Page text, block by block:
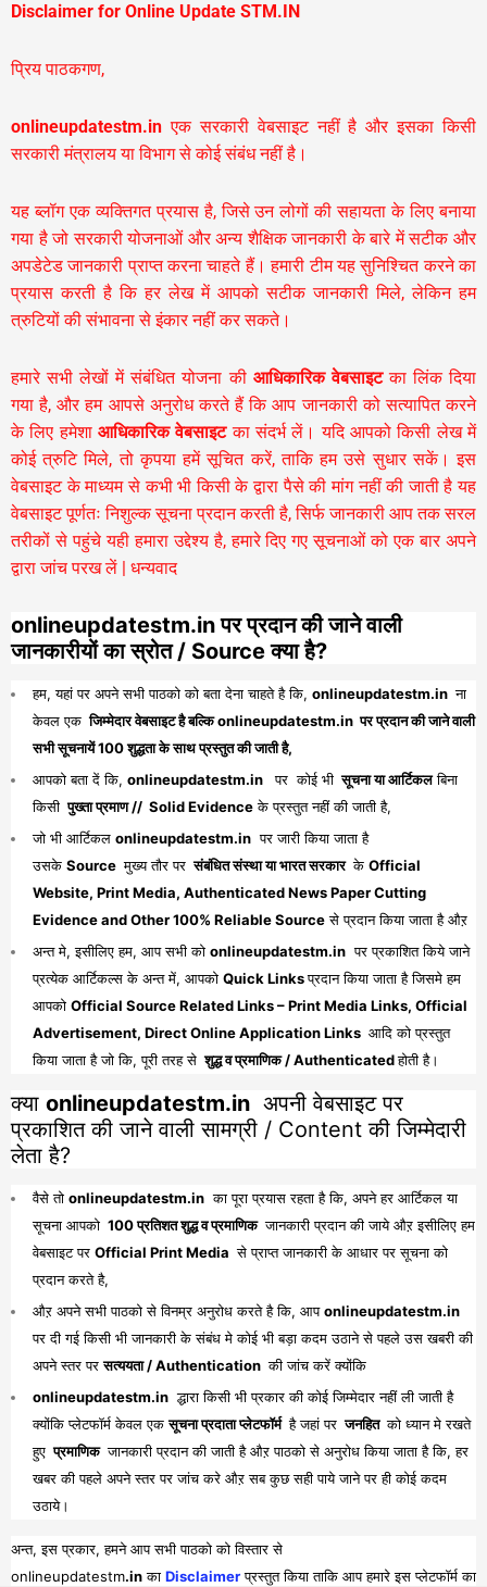
Disclaimer for Online Update STM.IN
प्रिय पाठकगण,
onlineupdatestm.in एक सरकारी वेबसाइट नहीं है और इसका किसी
सरकारी मंत्रालय या विभाग से कोई संबंध नहीं है।
यह ब्लॉग एक व्यक्तिगत प्रयास है, जिसे उन लोगों की सहायता के लिए बनाया
गया है जो सरकारी योजनाओं और अन्य शैक्षिक जानकारी के बारे में सटीक और
अपडेटेड जानकारी प्राप्त करना चाहते हैं। हमारी टीम यह सुनिश्चित करने का
प्रयास करती है कि हर लेख में आपको सटीक जानकारी मिले, लेकिन हम
त्रुटियों की संभावना से इंकार नहीं कर सकते।
हमारे सभी लेखों में संबंधित योजना की आधिकारिक वेबसाइटका लिंक दिया
गया है, और हम आपसे अनुरोध करते हैं कि आप जानकारी को सत्यापित करने
के लिए हमेशा आधिकारिक वेबसाइटका संदर्भ लें। यदि आपको किसी लेख में
कोई त्रुटि मिले, तो कृपया हमें सूचित करें, ताकि हम उसे सुधार सकें। इस
वेबसाइट के माध्यम से कभी भी किसी के द्वारा पैसे की मांग नहीं की जाती है यह
वेबसाइट पूर्णतः निशुल्क सूचना प्रदान करती है,सिर्फ जानकारी आप तक सरल
तरीकों से पहुंचे यही हमारा उद्देश्य है, हमारे दिए गए सूचनाओं को एक बार अपने
द्वारा जांच परख लें | धन्यवाद
onlineupdatestm.in पर प्रदान की जाने वाली
जानकारीयों का स्रोत / Source क्या है?
हम, यहां पर अपने सभी पाठको को बता देना चाहते है कि, onlineupdatestm.in ना
केवल एक जिम्मेदार वेबसाइट है बल्कि onlineupdatestm.in पर प्रदान की जाने वाली
सभी सूचनायें 100 शुद्धता के साथ प्रस्तुत की जाती है,
आपको बता दें कि, onlineupdatestm.in पर कोई भी सूचना या आर्टिकलबिना
किसी पुख्ता प्रमाण // Solid Evidenceके प्रस्तुत नहीं की जाती है,
जो भी आर्टिकल onlineupdatestm.in पर जारी किया जाता है
उसके Source मुख्य तौर पर संबंधित संस्था या भारत सरकार के Official
Website, Print Media, Authenticated News Paper Cutting
Evidence and Other 100% Reliable Sourceसे प्रदान किया जाता है औऱ
अन्त मे, इसीलिए हम, आप सभी को onlineupdatestm.in पर प्रकाशित किये जाने
प्रत्येक आर्टिकल्स के अन्त में, आपको Quick Linksप्रदान किया जाता है जिसमे हम
आपको Official Source Related Links – Print Media Links, Official
Advertisement, Direct Online Application Links आदि को प्रस्तुत
किया जाता है जो कि, पूरी तरह से शुद्ध व प्रमाणिक / Authenticatedहोती है।
क्या onlineupdatestm.in अपनी वेबसाइट पर
प्रकाशित की जाने वाली सामग्री / Content की जिम्मेदारी
लेता है?
वैसे तो onlineupdatestm.in का पूरा प्रयास रहता है कि, अपने हर आर्टिकल या
सूचना आपको 100 प्रतिशत शुद्ध व प्रमाणिक जानकारी प्रदान की जाये औऱ इसीलिए हम
वेबसाइट पर Official Print Media से प्राप्त जानकारी के आधार पर सूचना को
प्रदान करते है,
औऱ अपने सभी पाठको से विनम्र अनुरोध करते है कि, आपonlineupdatestm.in
पर दी गई किसी भी जानकारी के संबंध मे कोई भी बड़ा कदम उठाने से पहले उस खबरी की
अपने स्तर परसत्ययता / Authentication की जांच करें क्योंकि
onlineupdatestm.in द्धारा किसी भी प्रकार की कोई जिम्मेदार नहीं ली जाती है
क्योंकि प्लेटफॉर्म केवल एकसूचना प्रदाता प्लेटफॉर्म है जहां पर जनहित को ध्यान मे रखते
हुए प्रमाणिक जानकारी प्रदान की जाती है औऱ पाठको से अनुरोध किया जाता है कि, हर
खबर की पहले अपने स्तर पर जांच करे औऱ सब कुछ सही पाये जाने पर ही कोई कदम
उठाये।
अन्त, इस प्रकार, हमने आप सभी पाठको को विस्तार से
onlineupdatestm.inका Disclaimerप्रस्तुत किया ताकि आप हमारे इस प्लेटफॉर्म का